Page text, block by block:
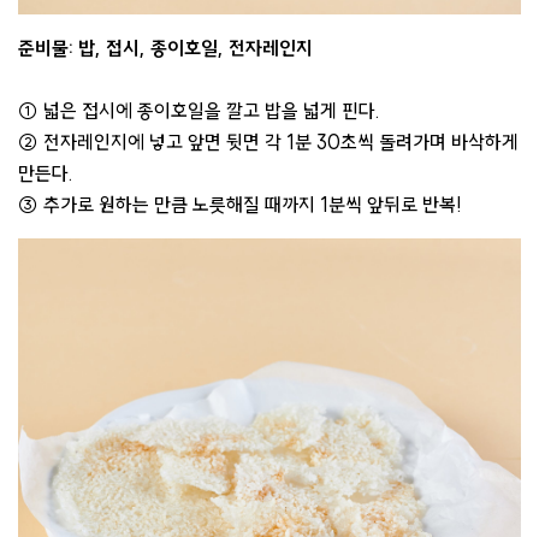
준비물: 밥, 접시, 종이호일, 전자레인지
① 넓은 접시에 종이호일을 깔고 밥을 넓게 핀다.
② 전자레인지에 넣고 앞면 뒷면 각 1분 30초씩 돌려가며 바삭하게
만든다.
③ 추가로 원하는 만큼 노릇해질 때까지 1분씩 앞뒤로 반복!